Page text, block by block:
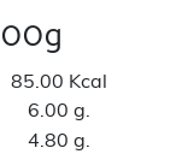
85.00 Kcal
6.00 g.
4.80 g.